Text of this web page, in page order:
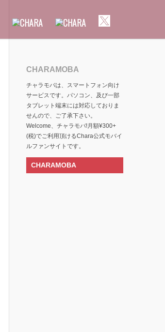
CHARAMOBA
チャラモバは、スマートフォン向け
サービスです。パソコン、及び一部
タブレット端末には対応しておりま
せんので、ご了承下さい。
Welcome、チャラモバ!月額¥300+
(税)でご利用頂けるChara公式モバイ
ルファンサイトです。
CHARAMOBA